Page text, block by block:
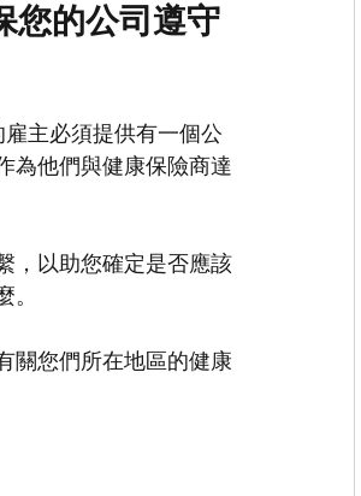
您的公司遵守
主必須提供有一個公
為他們與健康保險商達
，以助您確定是否應該
關您們所在地區的健康